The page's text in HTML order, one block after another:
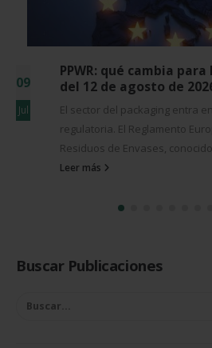
03
Jun
5 señales de que tu
quedado pequeña
5 señales de que tu línea de
pequeña Si cambiar de una
parar...
Leer más
Buscar Publicaciones